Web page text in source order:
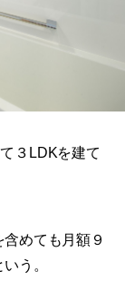
３LDKを建て
めても月額９
う。